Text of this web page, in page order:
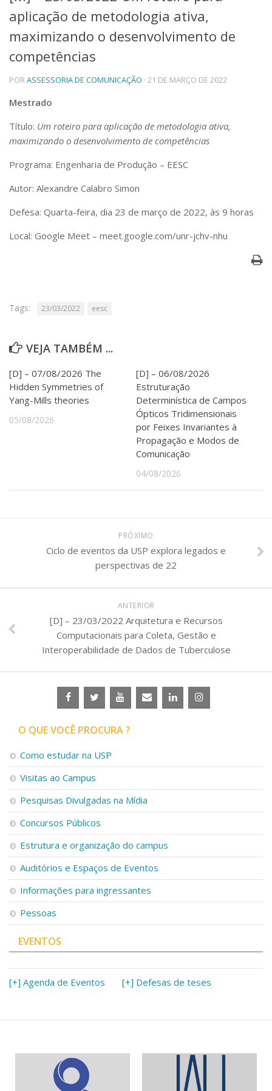
Telefones e Mapas
Pessoas
Ensino
Graduação
Educação a distância
Cursos de Extensão
Linhas de Pesquisa
Centros, Núcleos e Projetos em Rede
Pós-doutorado
Iniciação Científica
Transferência de Tecnologia
Extensão à Comunidade
Projetos, Programas e Cursos
Apoio ao Estudante
Outros serviços
Assessorias e Mídias
Aplicativos e Sites
Agenda de Eventos
aplicação de metodologia ativa,
maximizando o desenvolvimento de
competências
PORASSESSORIA DE COMUNICAÇÃO · 21 DE MARÇO DE 2022
Mestrado
Título: Um roteiro para aplicação de metodologia ativa,
maximizando o desenvolvimento de competências
Programa: Engenharia de Produção – EESC
Autor: Alexandre Calabro Simon
Defesa: Quarta-feira, dia 23 de março de 2022, às 9 horas
Local: Google Meet – meet.google.com/unr-jchv-nhu
Tags: 23/03/2022 eesc
VEJA TAMBÉM ...
[D] – 07/08/2026 The
Hidden Symmetries of
Yang-Mills theories
05/08/2026
[D] – 06/08/2026
Estruturação
Determinística de Campos
Ópticos Tridimensionais
por Feixes Invariantes à
Propagação e Modos de
Comunicação
04/08/2026
PRÓXIMO
Ciclo de eventos da USP explora legados e
perspectivas de 22
ANTERIOR
[D] – 23/03/2022 Arquitetura e Recursos
Computacionais para Coleta, Gestão e
Interoperabilidade de Dados de Tuberculose
O QUE VOCÊ PROCURA ?
Como estudar na USP
Visitas ao Campus
Pesquisas Divulgadas na Mídia
Concursos Públicos
Estrutura e organização do campus
Auditórios e Espaços de Eventos
Informações para ingressantes
Pessoas
EVENTOS
[+] Agenda de Eventos [+] Defesas de teses